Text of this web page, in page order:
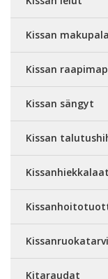
Kissan
Kissan
Kissan sängyt
Kissan
Kitaraudat